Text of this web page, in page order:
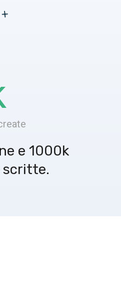
e 1000k
scritte.